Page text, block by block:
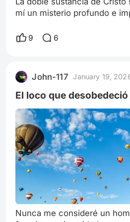
mí un misterio profundo e
tan sobrehumano, de llegar
misteriosa y tan real, ha
heridas y también fluyentes y
manantiales. Desde mi
9 6
John-117 January 19,
El loco que
Nunca me consideré un